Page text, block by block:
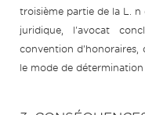
troisième partie de la L. n
juridique, l'avocat
convention d'honoraires,
le mode de